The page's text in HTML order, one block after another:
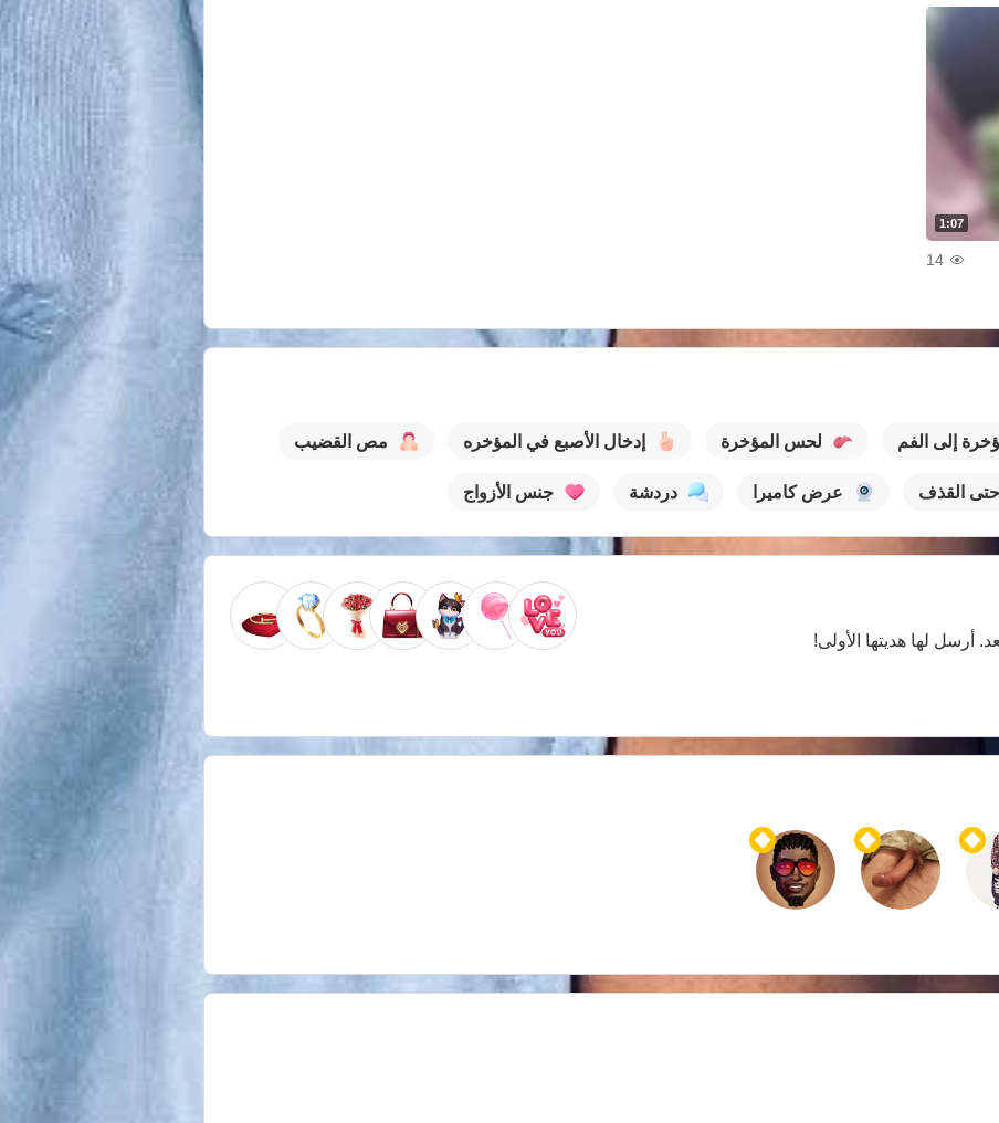
1:07
14
إلى الفم لحس المؤخرة إدخال الأصبع في المؤخره مص القضيب
القذف عرض كاميرا دردشة جنس الأزواج
أرسل لها هديتها الأولى!